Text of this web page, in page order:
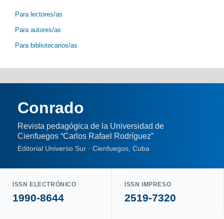
Para lectores/as
Para autores/as
Para bibliotecarios/as
Conrado
Revista pedagógica de la Universidad de
Cienfuegos “Carlos Rafael Rodríguez”
Editorial Universo Sur · Cienfuegos, Cuba
ISSN ELECTRÓNICO
1990-8644
ISSN IMPRESO
2519-7320